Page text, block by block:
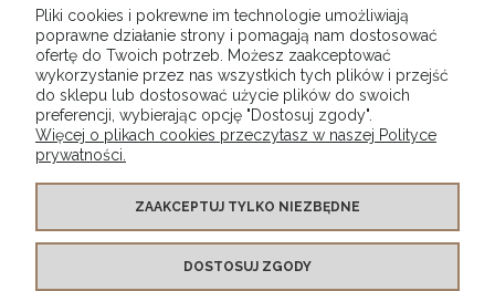
POMOC
MOJE KONTO
PŁATNOŚCI I DOSTAWA
INFORMACJE
Pliki cookies i pokrewne im technologie umożliwiają
poprawne działanie strony i pomagają nam dostosować
ofertę do Twoich potrzeb. Możesz zaakceptować
wykorzystanie przez nas wszystkich tych plików i przejść
do sklepu lub dostosować użycie plików do swoich
preferencji, wybierając opcję "Dostosuj zgody".
Więcej o plikach cookies przeczytasz w naszej Polityce
prywatności.
ZAAKCEPTUJ TYLKO NIEZBĘDNE
DOSTOSUJ ZGODY